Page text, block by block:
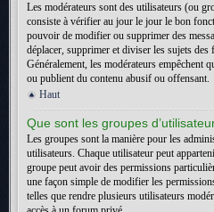
Les modérateurs sont des utilisateurs (ou
consiste à vérifier au jour le jour le bon
pouvoir de modifier ou supprimer des
déplacer, supprimer et diviser les sujets des
Généralement, les modérateurs empêchent
ou publient du contenu abusif ou offensant.
Haut
Que sont les groupes
Les groupes sont la manière pour les
utilisateurs. Chaque utilisateur peut
groupe peut avoir des permissions
une façon simple de modifier les
telles que rendre plusieurs utilisateurs